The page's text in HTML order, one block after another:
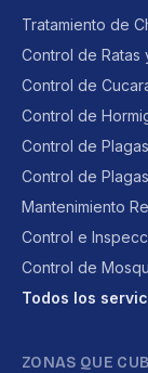
Tratamiento de
Control de Ratas
Control de
Control de
Control de
Control de
Mantenimiento
Control e
Control de
Todos los
ZONAS QUE